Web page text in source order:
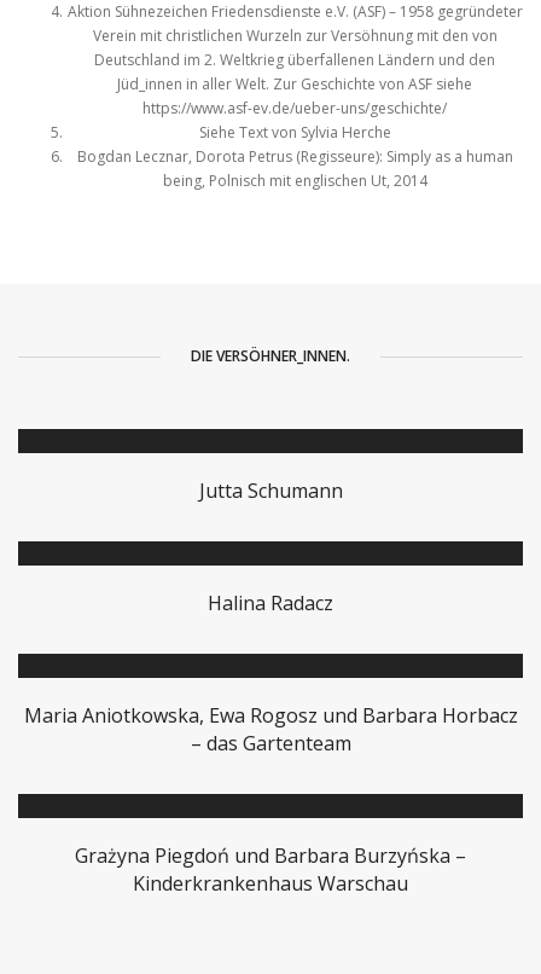
Aktion Sühnezeichen Friedensdienste e.V. (ASF) – 1958 gegründeter
Verein mit christlichen Wurzeln zur Versöhnung mit den von
Deutschland im 2. Weltkrieg überfallenen Ländern und den
Jüd_innen in aller Welt. Zur Geschichte von ASF siehe
https://www.asf-ev.de/ueber-uns/geschichte/
Siehe Text von Sylvia Herche
Bogdan Lecznar, Dorota Petrus (Regisseure): Simply as a human
being, Polnisch mit englischen Ut, 2014
DIE VERSÖHNER_INNEN.
Jutta Schumann
Halina Radacz
Maria Aniotkowska, Ewa Rogosz und Barbara Horbacz
– das Gartenteam
Grażyna Piegdoń und Barbara Burzyńska –
Kinderkrankenhaus Warschau